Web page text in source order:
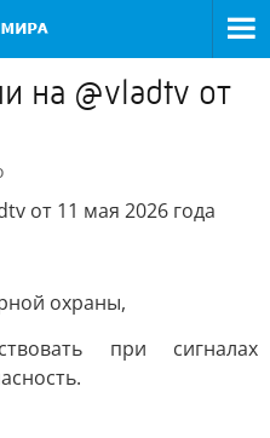
на @vladtv от
от 11 мая 2026 года
охраны,
при сигналах